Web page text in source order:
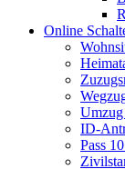
Online
ID-
Pass